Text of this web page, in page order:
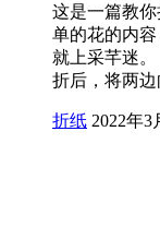
这是一篇教
单的花的内
就上采芊迷
折后，将两
折纸 2022年3